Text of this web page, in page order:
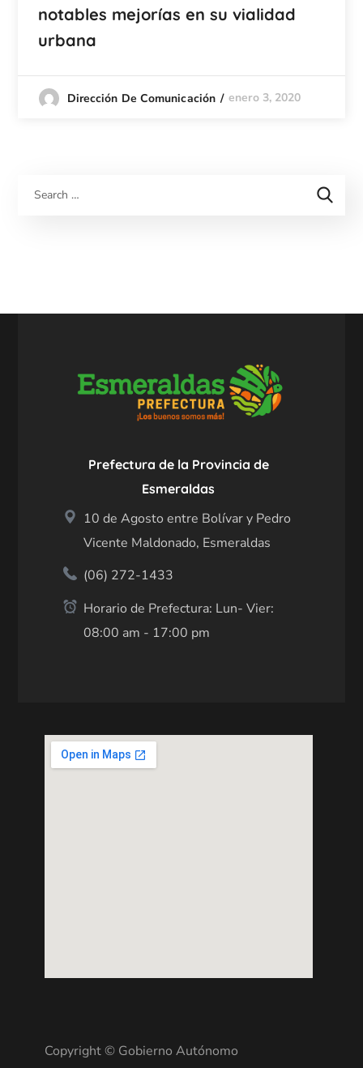
notables mejorías en su vialidad
urbana
Dirección De Comunicación enero 3, 2020
Prefectura de la Provincia de
Esmeraldas
10 de Agosto entre Bolívar y Pedro
Vicente Maldonado, Esmeraldas
(06) 272-1433
Horario de Prefectura: Lun- Vier:
08:00 am - 17:00 pm
Copyright © Gobierno Autónomo